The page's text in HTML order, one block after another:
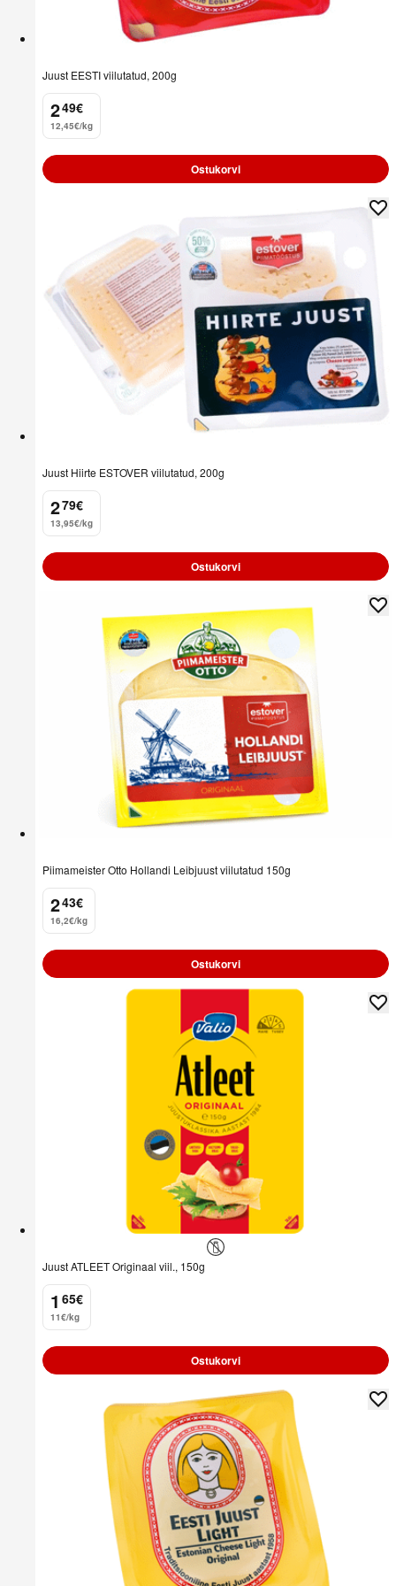
Juust EESTI viilutatud, 200g
2
. 49€
12,45€/kg
Ostukorvi
Juust Hiirte ESTOVER viilutatud, 200g
2
. 79€
13,95€/kg
Ostukorvi
Piimameister Otto Hollandi Leibjuust viilutatud 150g
2
. 43€
16,2€/kg
Ostukorvi
Juust ATLEET Originaal viil., 150g
1
. 65€
11€/kg
Ostukorvi